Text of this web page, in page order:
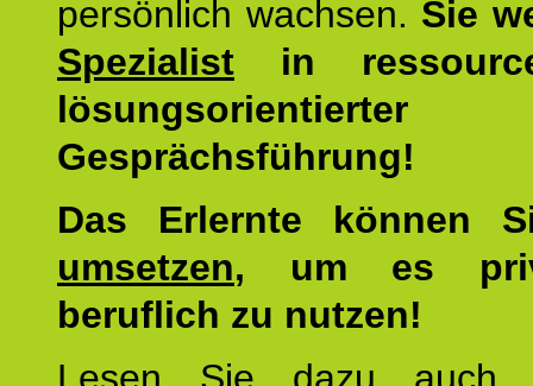
persönlich wachsen. Sie
Spezialist in
lösungsorientierter
Gesprächsführung!
Das Erlernte können
umsetzen, um es
beruflich zu nutzen!